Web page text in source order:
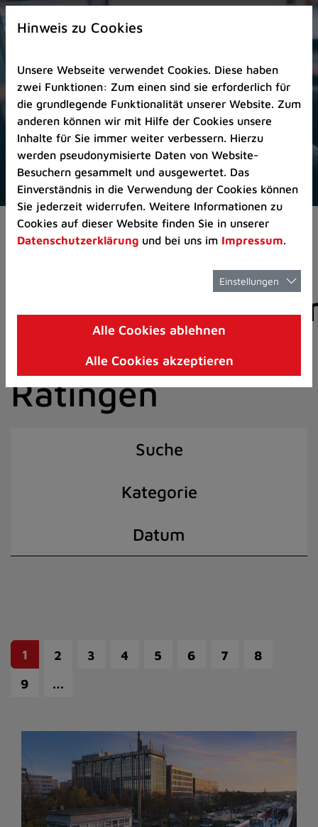
Zur
Startseite
Zum
Seitenanfang
springen
(Schnelltaste
A)
Zur
Navigation/Menü
springen
(Schnelltaste
M)
Zur
8)
I)
Aktuelles Pressemitteilungen
der Stadt
Ratingen
Suche
Kategorie
Datum
1 2 3 4 5 6 7
8
9
…
Hinweis zu Cookies
Unsere Webseite verwendet Cookies. Diese haben
zwei Funktionen: Zum einen sind sie erforderlich für
die grundlegende Funktionalität unserer Website. Zum
anderen können wir mit Hilfe der Cookies unsere
Inhalte für Sie immer weiter verbessern. Hierzu
werden pseudonymisierte Daten von Website-
Besuchern gesammelt und ausgewertet. Das
Einverständnis in die Verwendung der Cookies können
Sie jederzeit widerrufen. Weitere Informationen zu
Cookies auf dieser Website finden Sie in unserer
Datenschutzerklärung und bei uns im Impressum.
Einstellungen
Alle Cookies ablehnen
Alle Cookies akzeptieren